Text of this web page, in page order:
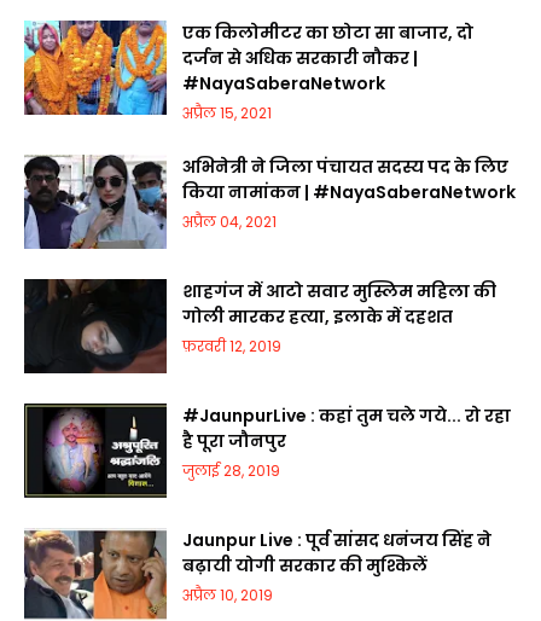
एक किलोमीटर का छोटा सा बाजार, दो
दर्जन से अधिक सरकारी नौकर |
#NayaSaberaNetwork
अप्रैल 15, 2021
अभिनेत्री ने जिला पंचायत सदस्य पद के लिए
किया नामांकन | #NayaSaberaNetwork
अप्रैल 04, 2021
शाहगंज में आटो सवार मुस्लिम महिला की
गोली मारकर हत्या, इलाके में दहशत
फ़रवरी 12, 2019
#JaunpurLive : कहां तुम चले गये... रो रहा
है पूरा जौनपुर
जुलाई 28, 2019
Jaunpur Live : पूर्व सांसद धनंजय सिंह ने
बढ़ायी योगी सरकार की मुश्किलें
अप्रैल 10, 2019